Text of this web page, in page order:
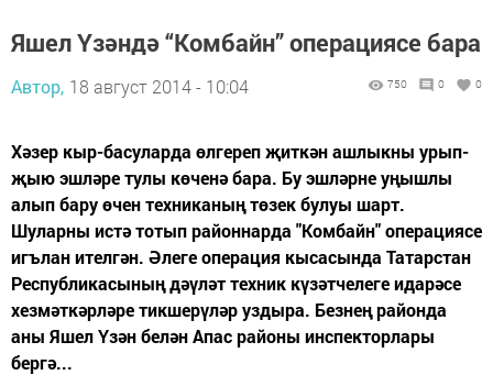
Яшел Үзәндә “Комбайн” операциясе бара
Автор, 18 август 2014 - 10:04 750 0 0
Хәзер кыр-басуларда өлгереп җиткән ашлыкны урып-
җыю эшләре тулы көченә бара. Бу эшләрне уңышлы
алып бару өчен техниканың төзек булуы шарт.
Шуларны истә тотып районнарда "Комбайн" операциясе
игълан ителгән. Әлеге операция кысасында Татарстан
Республикасының дәүләт техник күзәтчелеге идарәсе
хезмәткәрләре тикшерүләр уздыра. Безнең районда
аны Яшел Үзән белән Апас районы инспекторлары
бергә...